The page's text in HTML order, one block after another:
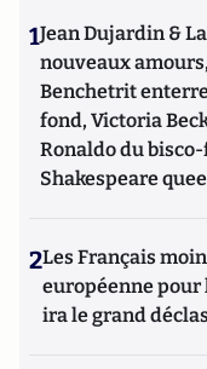
1Jean Dujardin &
nouveaux
Benchetrit
fond, Victoria
Ronaldo du
Shakespeare
2Les Français
européenne pour
ira le grand